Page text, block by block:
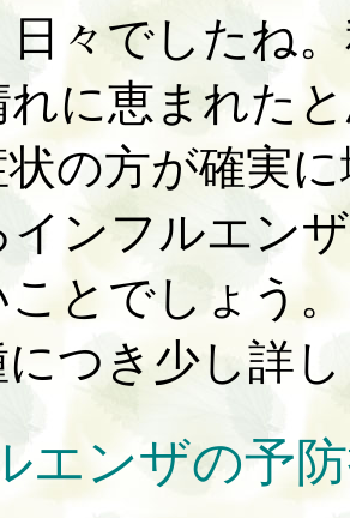
々でしたね
れに恵まれた
の方が確実
インフルエン
ことでしょう
つき少し詳
エンザの予